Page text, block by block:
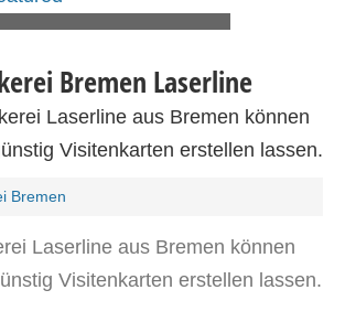
Bremen Laserline
Laserline aus Bremen können
Visitenkarten erstellen lassen.
Bremen
Laserline aus Bremen können
Visitenkarten erstellen lassen.